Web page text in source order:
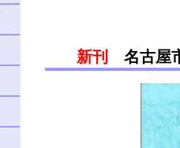
新刊 名古屋